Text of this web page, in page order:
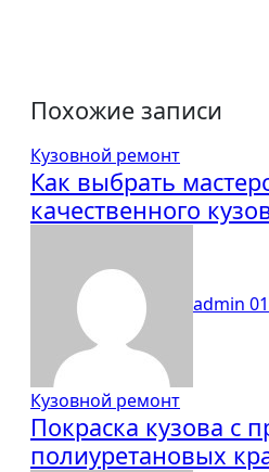
Похожие записи
Кузовной ремонт
Как выбрать
качественного
admin
Кузовной ремонт
Покраска кузова с
полиуретановых